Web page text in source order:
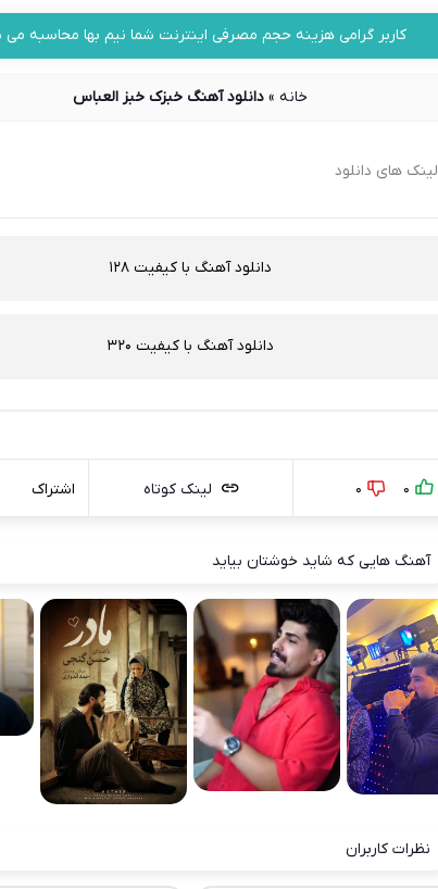
کاربر گرامی هزینه حجم مصرفی اینترنت شما نیم بها محاسبه
خانه » دانلود آهنگ خبزک خبز العباس
لینک های دانلود
دانلود آهنگ با کیفیت 128
دانلود آهنگ با کیفیت 320
0
0 لینک کوتاه اشتراک
آهنگ هایی که شاید خوشتان بیاید
نظرات کاربران